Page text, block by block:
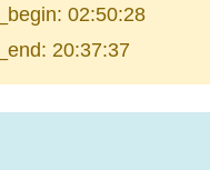
02:50:28
20:37:37